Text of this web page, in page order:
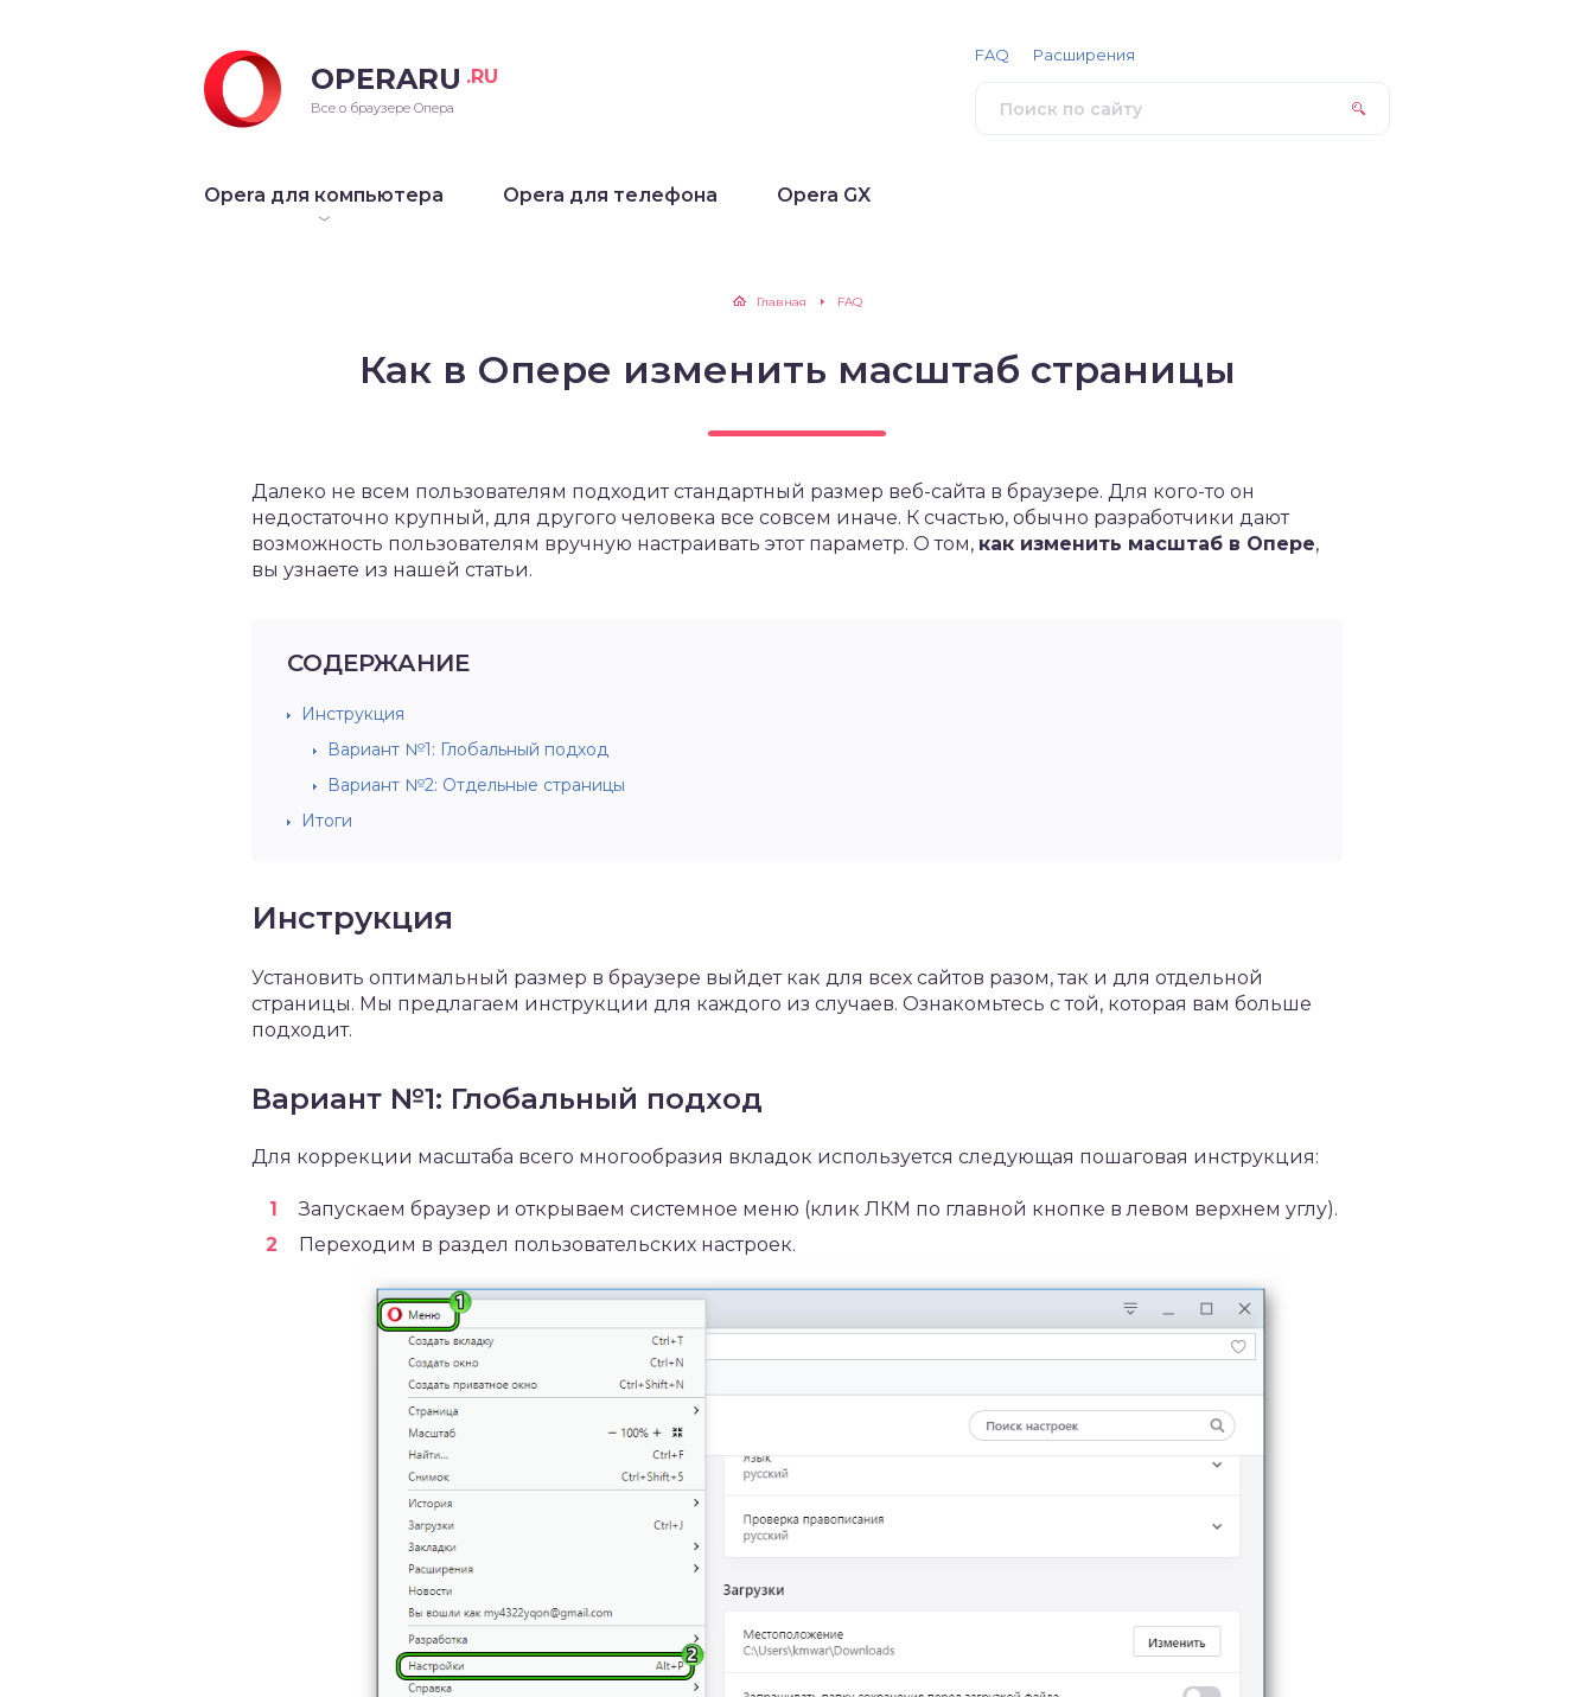
OPERARU .RU
Все о браузере Опера
Opera для компьютера Opera для телефона Opera GX
FAQ Расширения
Главная FAQ
Как в Опере изменить масштаб страницы
Далеко не всем пользователям подходит стандартный размер веб-сайта в браузере. Для кого-то он
недостаточно крупный, для другого человека все совсем иначе. К счастью, обычно разработчики дают
возможность пользователям вручную настраивать этот параметр. О том, как изменить масштаб в Опере,
вы узнаете из нашей статьи.
СОДЕРЖАНИЕ
Инструкция
Вариант №1: Глобальный подход
Вариант №2: Отдельные страницы
Итоги
Инструкция
Установить оптимальный размер в браузере выйдет как для всех сайтов разом, так и для отдельной
страницы. Мы предлагаем инструкции для каждого из случаев. Ознакомьтесь с той, которая вам больше
подходит.
Вариант №1: Глобальный подход
Для коррекции масштаба всего многообразия вкладок используется следующая пошаговая инструкция:
Запускаем браузер и открываем системное меню (клик ЛКМ по главной кнопке в левом верхнем углу).
Переходим в раздел пользовательских настроек.